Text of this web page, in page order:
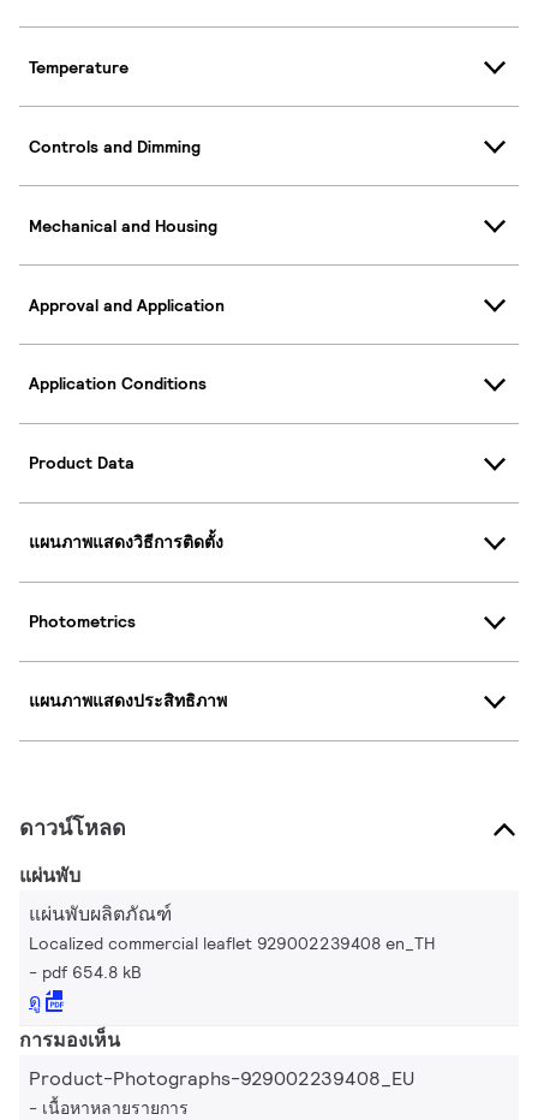
Temperature
Controls and Dimming
Mechanical and Housing
Approval and Application
Application Conditions
Product Data
แผนภาพแสดงวิธีการติดตั้ง
Photometrics
แผนภาพแสดงประสิทธิภาพ
ดาวน์โหลด
แผ่นพับ
แผ่นพับผลิตภัณฑ์
Localized commercial leaflet 929002239408 en_TH
pdf 654.8 kB
ดู
การมองเห็น
Product-Photographs-929002239408_EU
เนื้อหาหลายรายการ